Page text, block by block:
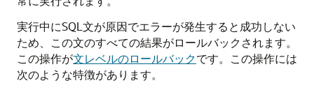
実行中にSQL文が原因でエラーが発生すると成功しない
ため、この文のすべての結果がロールバックされます。
この操作が文レベルのロールバックです。この操作には
次のような特徴があります。